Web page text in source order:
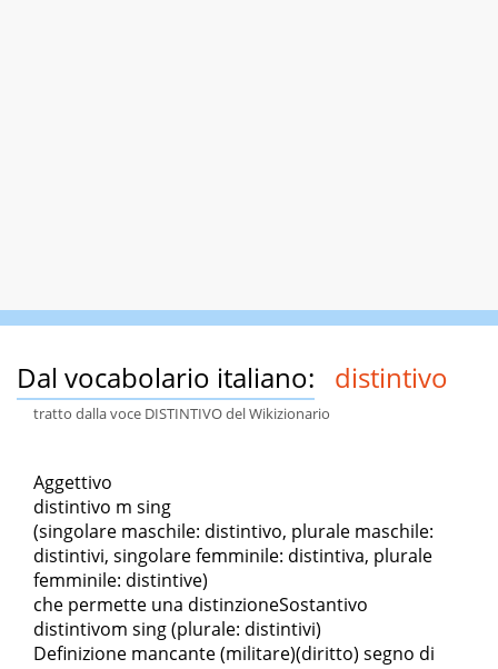
Dal vocabolario italiano: distintivo
tratto dalla voce DISTINTIVO del Wikizionario
Aggettivo
distintivo m sing
(singolare maschile: distintivo, plurale maschile:
distintivi, singolare femminile: distintiva, plurale
femminile: distintive)
che permette una distinzioneSostantivo
distintivom sing (plurale: distintivi)
Definizione mancante (militare)(diritto) segno di